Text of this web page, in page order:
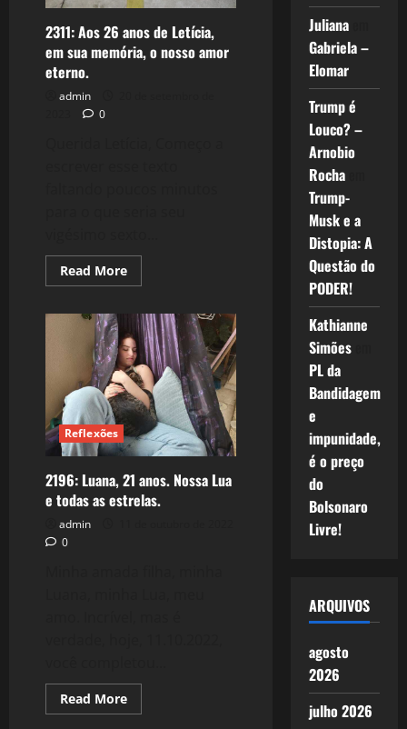
2311: Aos 26 anos de Letícia,
em sua memória, o nosso amor
eterno.
admin
0
Read MoreRead
more
Aos
26
anos
de
Letícia,
em
sua
memória,
nosso
amor
eterno.
Reflexões
2196: Luana, 21 anos. Nossa Lua
e todas as estrelas.
admin
0
Read MoreRead
more
Julianaem
Gabriela –
Elomar
Trump é
Louco? –
Arnobio
Rochaem
Trump-
Musk e a
Distopia: A
Questão do
PODER!
Kathianne
Simõesem
PL da
Bandidagem
e
impunidade,
é o preço
do
Bolsonaro
Livre!
ARQUIVOS
agosto
2026
julho 2026